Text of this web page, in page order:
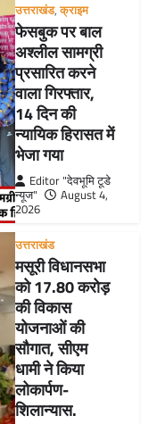
उत्तराखंड,क्राइम
फेसबुक पर बाल
अश्लील सामग्री
प्रसारित करने
वाला गिरफ्तार,
14 दिन की
न्यायिक हिरासत में
भेजा गया
Editor "देवभूमि टूडे
न्यूज"
August 4,
2026
उत्तराखंड
मसूरी विधानसभा
को 17.80 करोड़
की विकास
योजनाओं की
सौगात, सीएम
धामी ने किया
लोकार्पण-
शिलान्यास.